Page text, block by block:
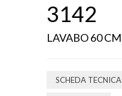
3142
LAVABO 60 CM
SCHEDA TECNICA